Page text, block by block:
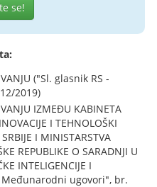
se!
("Sl. glasnik RS -
2019)
IZMEĐU KABINETA
I TEHNOLOŠKI
I MINISTARSTVA
REPUBLIKE O SARADNJI U
INTELIGENCIJE I
Međunarodni ugovori", br.